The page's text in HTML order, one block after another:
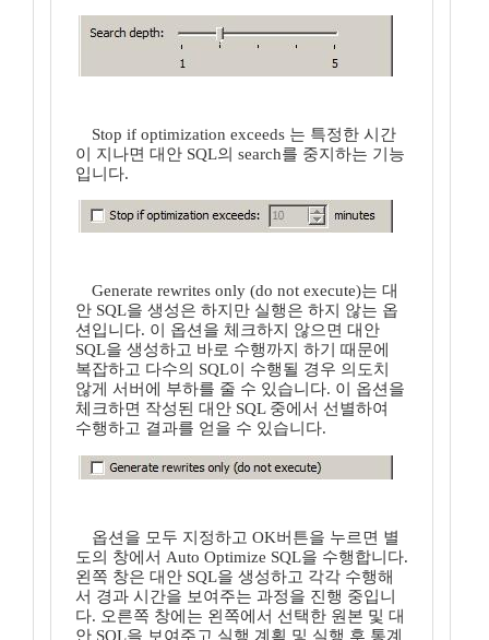
Stop if optimization exceeds 는 특정한 시간
이 지나면 대안 SQL의 search를 중지하는 기능
입니다.
Generate rewrites only (do not execute)는 대
안 SQL을 생성은 하지만 실행은 하지 않는 옵
션입니다. 이 옵션을 체크하지 않으면 대안
SQL을 생성하고 바로 수행까지 하기 때문에
복잡하고 다수의 SQL이 수행될 경우 의도치
않게 서버에 부하를 줄 수 있습니다. 이 옵션을
체크하면 작성된 대안 SQL 중에서 선별하여
수행하고 결과를 얻을 수 있습니다.
옵션을 모두 지정하고 OK버튼을 누르면 별
도의 창에서 Auto Optimize SQL을 수행합니다.
왼쪽 창은 대안 SQL을 생성하고 각각 수행해
서 경과 시간을 보여주는 과정을 진행 중입니
다. 오른쪽 창에는 왼쪽에서 선택한 원본 및 대
안 SQL을 보여주고 실행 계획 및 실행 후 통계